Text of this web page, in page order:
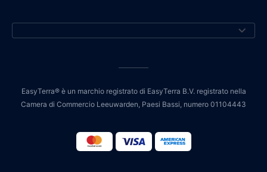
EasyTerra® è un marchio registrato di EasyTerra B.V. registrato nella
Camera di Commercio Leeuwarden, Paesi Bassi, numero 01104443